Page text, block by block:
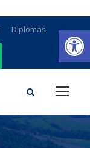
Diplomas